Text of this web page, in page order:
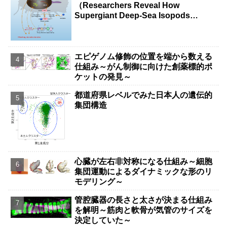
（Researchers Reveal How
Supergiant Deep-Sea Isopods
エピゲノム修飾の位置を端から数える
仕組み～がん制御に向けた創薬標的ポ
ケットの発見～
都道府県レベルでみた日本人の遺伝的
集団構造
心臓が左右非対称になる仕組み～細胞
集団運動によるダイナミックな形のリ
モデリング～
管腔臓器の長さと太さが決まる仕組み
を解明～筋肉と軟骨が気管のサイズを
決定していた～